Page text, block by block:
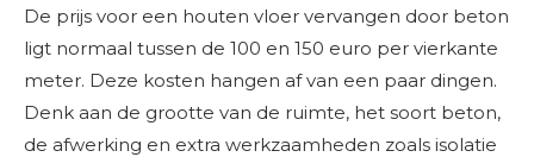
De prijs voor een houten vloer vervangen door beton
ligt normaal tussen de 100 en 150 euro per vierkante
meter. Deze kosten hangen af van een paar dingen.
Denk aan de grootte van de ruimte, het soort beton,
de afwerking en extra werkzaamheden zoals isolatie